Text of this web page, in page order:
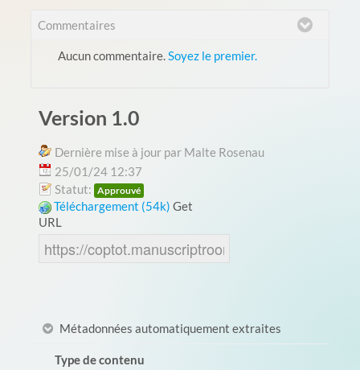
Commentaires
Aucun commentaire.Soyez le premier.
Version 1.0
Dernière mise à jour par Malte Rosenau
25/01/24 12:37
Statut: Approuvé
Téléchargement (54k) Get
URL
Métadonnées automatiquement extraites
Type de contenu